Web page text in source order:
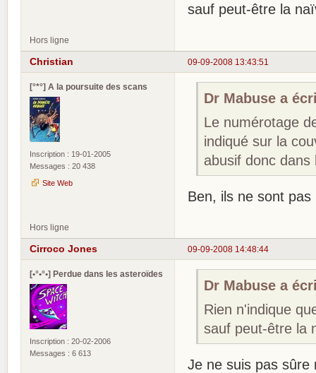
sauf peut-être la
Hors ligne
09-09-2008 13:43:51
Christian
[°*°] A la poursuite des scans
Inscription : 19-01-2005
Messages : 20 438
Site Web
Dr Mabuse a
Le numérotage
indiqué sur la
abusif donc dans
Ben, ils ne sont
Hors ligne
09-09-2008 14:48:44
Cirroco Jones
[•°•°•] Perdue dans les asteroïdes
Inscription : 20-02-2006
Messages : 6 613
Dr Mabuse a
Rien n'indique
sauf peut-être la
Je ne suis pas sûre